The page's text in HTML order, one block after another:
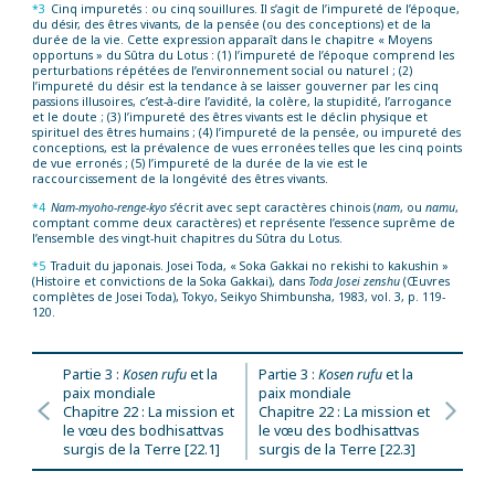
*3 Cinq impuretés : ou cinq souillures. Il s’agit de l’impureté de l’époque,
du désir, des êtres vivants, de la pensée (ou des conceptions) et de la
durée de la vie. Cette expression apparaît dans le chapitre « Moyens
opportuns » du Sûtra du Lotus : (1) l’impureté de l’époque comprend les
perturbations répétées de l’environnement social ou naturel ; (2)
l’impureté du désir est la tendance à se laisser gouverner par les cinq
passions illusoires, c’est-à-dire l’avidité, la colère, la stupidité, l’arrogance
et le doute ; (3) l’impureté des êtres vivants est le déclin physique et
spirituel des êtres humains ; (4) l’impureté de la pensée, ou impureté des
conceptions, est la prévalence de vues erronées telles que les cinq points
de vue erronés ; (5) l’impureté de la durée de la vie est le
raccourcissement de la longévité des êtres vivants.
*4 Nam-myoho-renge-kyos’écrit avec sept caractères chinois (nam, ou namu,
comptant comme deux caractères) et représente l’essence suprême de
l’ensemble des vingt-huit chapitres du Sûtra du Lotus.
*5 Traduit du japonais. Josei Toda, « Soka Gakkai no rekishi to kakushin »
(Histoire et convictions de la Soka Gakkai), dans Toda Josei zenshu(Œuvres
complètes de Josei Toda), Tokyo, Seikyo Shimbunsha, 1983, vol. 3, p. 119-
120.
Partie 3 :Kosen rufuet la
paix mondiale
Chapitre 22 : La mission et
le vœu des bodhisattvas
surgis de la Terre [22.1]
Partie 3 : Kosen rufuet la
paix mondiale
Chapitre 22 : La mission et
le vœu des bodhisattvas
surgis de la Terre [22.3]